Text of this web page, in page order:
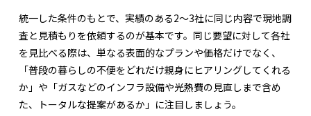
統一した条件のもとで、実績のある2〜3社に同じ内容で現地調
査と見積もりを依頼するのが基本です。同じ要望に対して各社
を見比べる際は、単なる表面的なプランや価格だけでなく、
「普段の暮らしの不便をどれだけ親身にヒアリングしてくれる
か」や「ガスなどのインフラ設備や光熱費の見直しまで含め
た、トータルな提案があるか」に注目しましょう。